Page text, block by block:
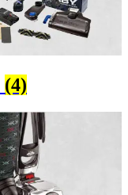
(4)